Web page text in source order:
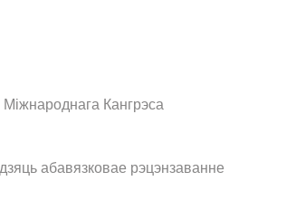
Кангрэса
абавязковае рэцэнзаванне